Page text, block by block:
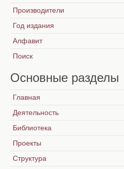
Производители
Год издания
Алфавит
Поиск
Основные разделы
Главная
Деятельность
Библиотека
Проекты
Структура